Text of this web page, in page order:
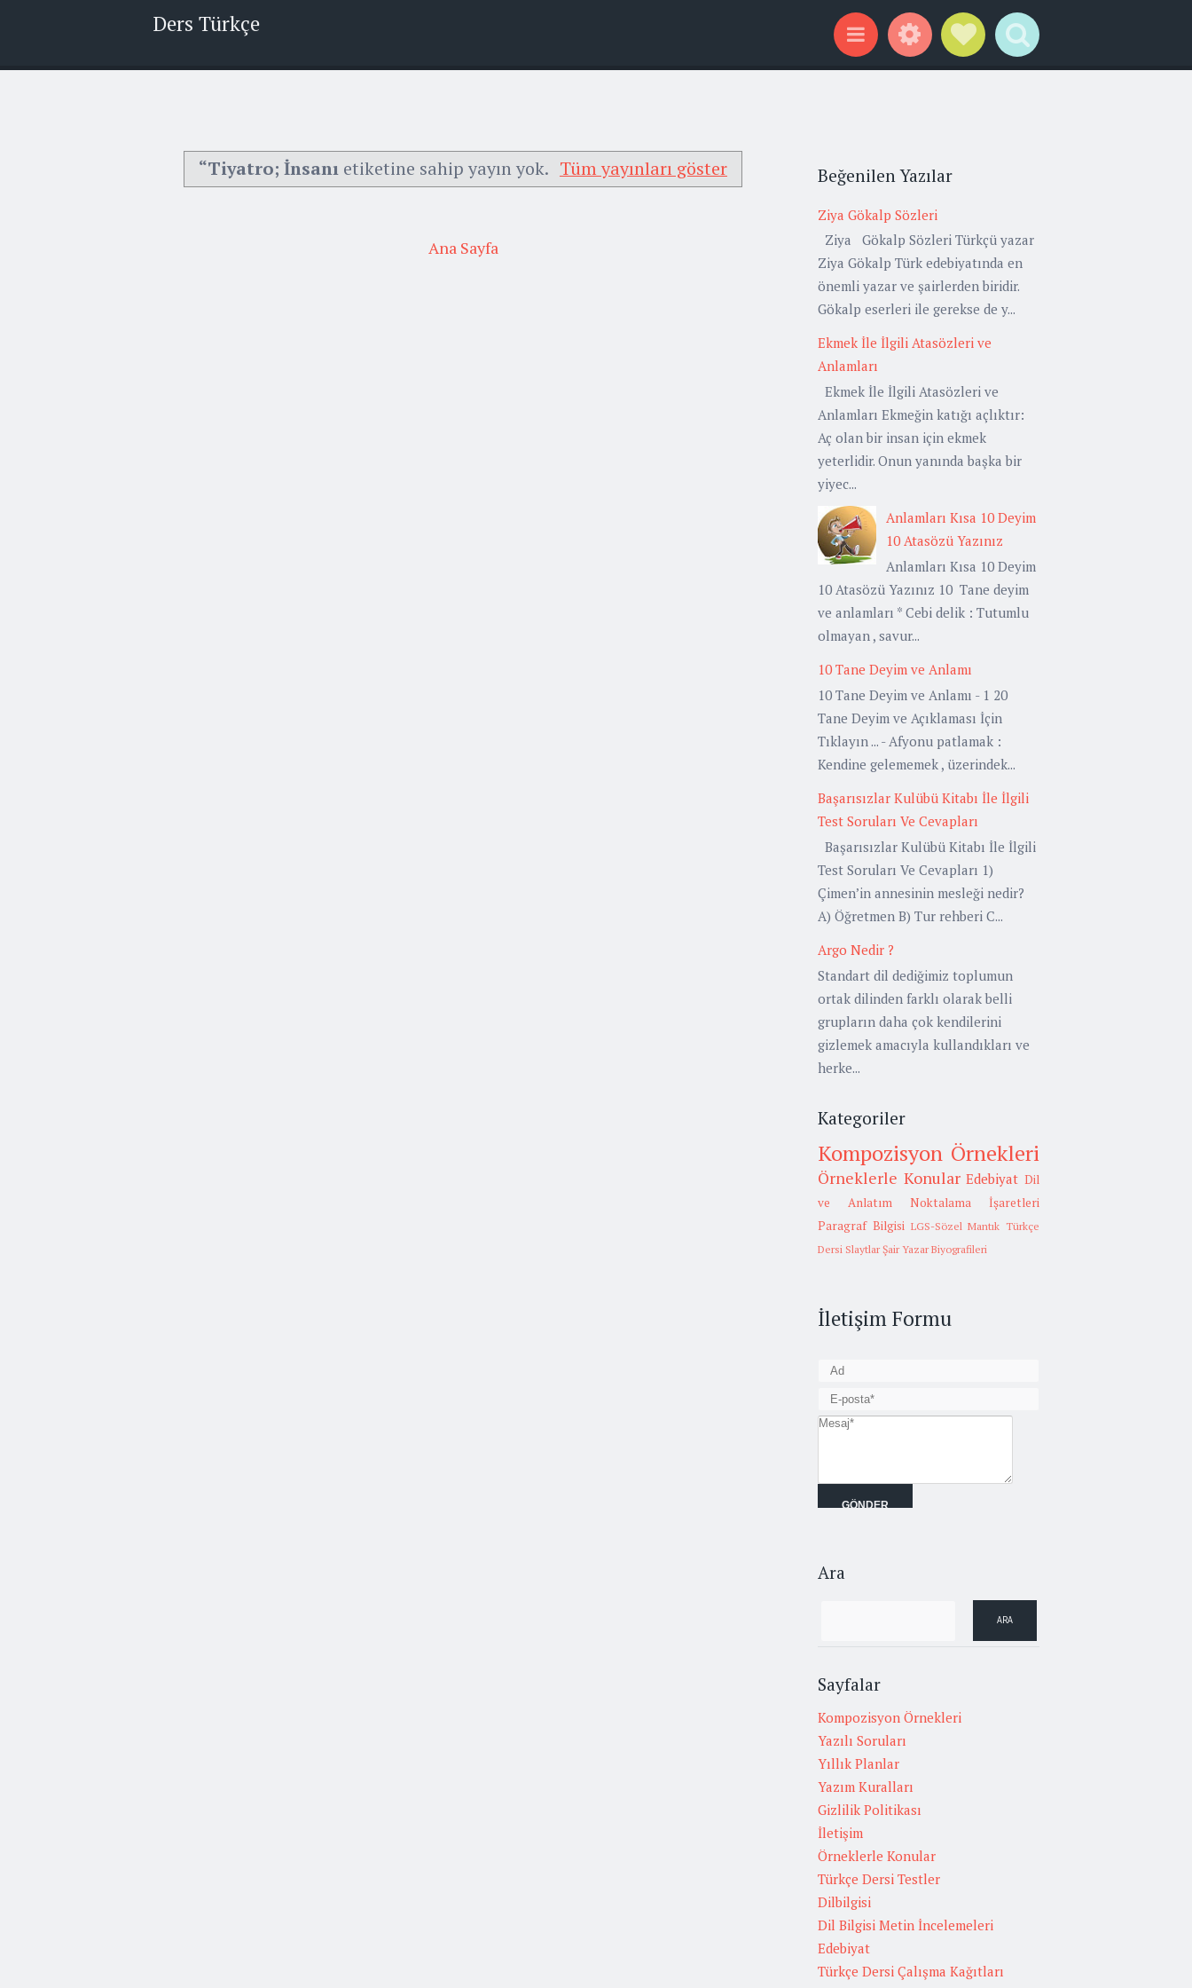
Ders Türkçe
Menu WidgetsSocial Links
Search
“Tiyatro; İnsanı etiketine sahip yayın yok. Tüm yayınları göster
Ana Sayfa
Beğenilen Yazılar
Ziya Gökalp Sözleri
Ziya Gökalp Sözleri Türkçü yazar
Ziya Gökalp Türk edebiyatında en
önemli yazar ve şairlerden biridir.
Gökalp eserleri ile gerekse de y...
Ekmek İle İlgili Atasözleri ve
Anlamları
Ekmek İle İlgili Atasözleri ve
Anlamları Ekmeğin katığı açlıktır:
Aç olan bir insan için ekmek
yeterlidir. Onun yanında başka bir
yiyec...
Anlamları Kısa 10 Deyim
10 Atasözü Yazınız
Anlamları Kısa 10 Deyim
10 Atasözü Yazınız 10 Tane deyim
ve anlamları * Cebi delik : Tutumlu
olmayan , savur...
10 Tane Deyim ve Anlamı
10 Tane Deyim ve Anlamı - 1 20
Tane Deyim ve Açıklaması İçin
Tıklayın ... - Afyonu patlamak :
Kendine gelememek , üzerindek...
Başarısızlar Kulübü Kitabı İle İlgili
Test Soruları Ve Cevapları
Başarısızlar Kulübü Kitabı İle İlgili
Test Soruları Ve Cevapları 1)
Çimen’in annesinin mesleği nedir?
A) Öğretmen B) Tur rehberi C...
Argo Nedir ?
Standart dil dediğimiz toplumun
ortak dilinden farklı olarak belli
grupların daha çok kendilerini
gizlemek amacıyla kullandıkları ve
herke...
Kategoriler
Kompozisyon Örnekleri
Örneklerle Konular Edebiyat Dil
ve Anlatım
Noktalama İşaretleri
Paragraf Bilgisi LGS-Sözel Mantık Türkçe
Dersi Slaytlar Şair Yazar Biyografileri
İletişim Formu
Ara
Sayfalar
Kompozisyon Örnekleri
Yazılı Soruları
Yıllık Planlar
Yazım Kuralları
Gizlilik Politikası
İletişim
Örneklerle Konular
Türkçe Dersi Testler
Dilbilgisi
Dil Bilgisi Metin İncelemeleri
Edebiyat
Türkçe Dersi Çalışma Kağıtları